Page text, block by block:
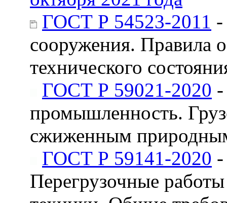
ГОСТ Р 54523-2011 -
сооружения. Правила
технического
ГОСТ Р 59021-2020
промышленность.
сжиженным
ГОСТ Р 59141-2020
Перегрузочные